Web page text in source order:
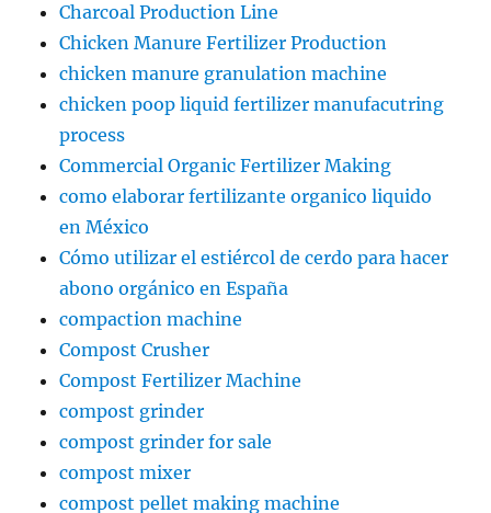
Charcoal Production Line
Chicken Manure Fertilizer Production
chicken manure granulation machine
chicken poop liquid fertilizer manufacutring
process
Commercial Organic Fertilizer Making
como elaborar fertilizante organico liquido
en México
Cómo utilizar el estiércol de cerdo para hacer
abono orgánico en España
compaction machine
Compost Crusher
Compost Fertilizer Machine
compost grinder
compost grinder for sale
compost mixer
compost pellet making machine